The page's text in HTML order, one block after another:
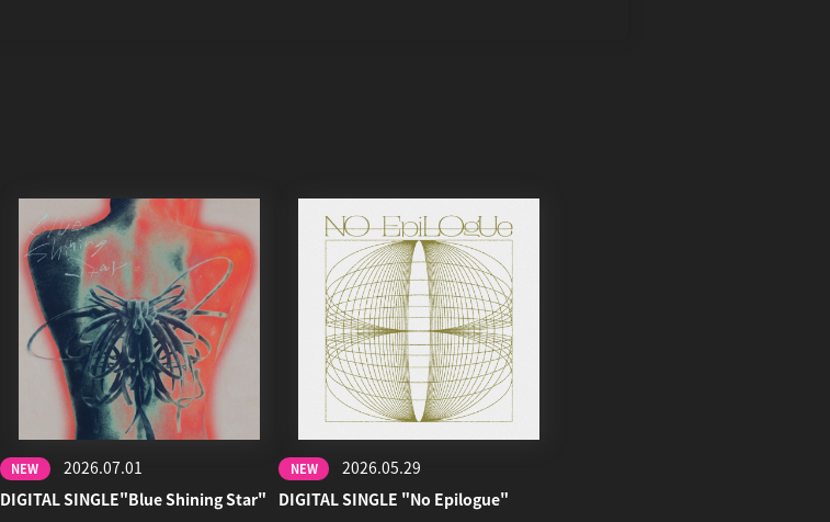
NEW
2026.07.01
DIGITAL SINGLE"Blue Shining Star"
NEW
2026.05.29
DIGITAL SINGLE "No Epilogue"